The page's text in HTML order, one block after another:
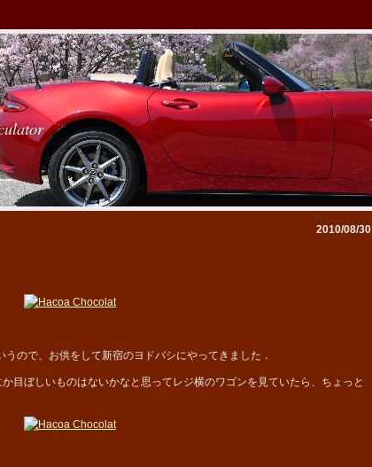
2010/08/30
ので、お供をして新宿のヨドバシにやってきました．
目ぼしいものはないかなと思ってレジ横のワゴンを見ていたら、ちょっと